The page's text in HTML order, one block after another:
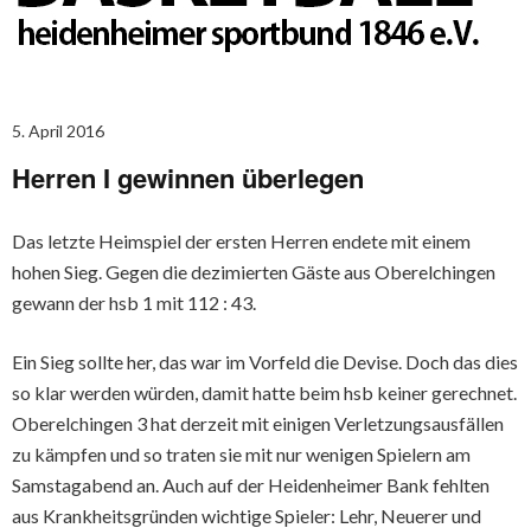
5. April 2016
Herren I gewinnen überlegen
Das letzte Heimspiel der ersten Herren endete mit einem
hohen Sieg. Gegen die dezimierten Gäste aus Oberelchingen
gewann der hsb 1 mit 112 : 43.
Ein Sieg sollte her, das war im Vorfeld die Devise. Doch das dies
so klar werden würden, damit hatte beim hsb keiner gerechnet.
Oberelchingen 3 hat derzeit mit einigen Verletzungsausfällen
zu kämpfen und so traten sie mit nur wenigen Spielern am
Samstagabend an. Auch auf der Heidenheimer Bank fehlten
aus Krankheitsgründen wichtige Spieler: Lehr, Neuerer und